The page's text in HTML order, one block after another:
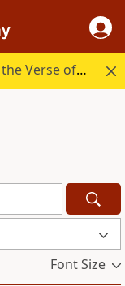
Start your day in God's Word with the Verse of the Day.
Font Size